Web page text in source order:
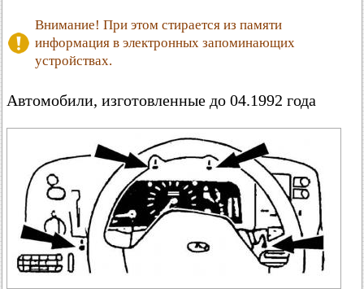
Внимание! При этом стирается из памяти
информация в электронных запоминающих
устройствах.
Автомобили, изготовленные до 04.1992 года